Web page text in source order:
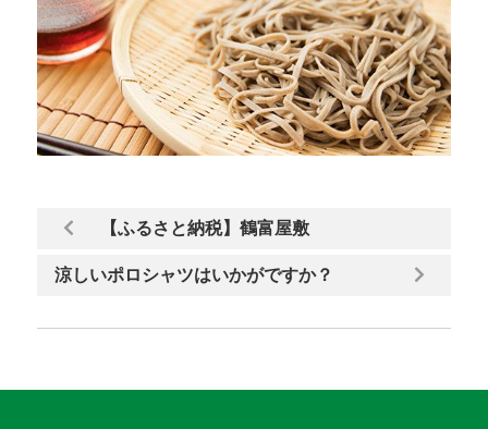
【ふるさと納税】鶴富屋敷
涼しいポロシャツはいかがですか？